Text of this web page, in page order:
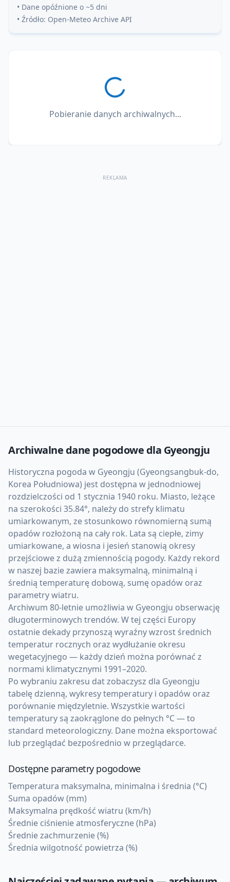
• Dane opóźnione o ~5 dni
• Źródło: Open-Meteo Archive API
Pobieranie danych archiwalnych...
REKLAMA
Archiwalne dane pogodowe dla Gyeongju
Historyczna pogoda w Gyeongju (Gyeongsangbuk-do,
Korea Południowa) jest dostępna w jednodniowej
rozdzielczości od 1 stycznia 1940 roku. Miasto, leżące
na szerokości 35.84°, należy do strefy klimatu
umiarkowanym, ze stosunkowo równomierną sumą
opadów rozłożoną na cały rok. Lata są ciepłe, zimy
umiarkowane, a wiosna i jesień stanowią okresy
przejściowe z dużą zmiennością pogody. Każdy rekord
w naszej bazie zawiera maksymalną, minimalną i
średnią temperaturę dobową, sumę opadów oraz
parametry wiatru.
Archiwum 80-letnie umożliwia w Gyeongju obserwację
długoterminowych trendów. W tej części Europy
ostatnie dekady przynoszą wyraźny wzrost średnich
temperatur rocznych oraz wydłużanie okresu
wegetacyjnego — każdy dzień można porównać z
normami klimatycznymi 1991–2020.
Po wybraniu zakresu dat zobaczysz dla Gyeongju
tabelę dzienną, wykresy temperatury i opadów oraz
porównanie międzyletnie. Wszystkie wartości
temperatury są zaokrąglone do pełnych °C — to
standard meteorologiczny. Dane można eksportować
lub przeglądać bezpośrednio w przeglądarce.
Dostępne parametry pogodowe
Temperatura maksymalna, minimalna i średnia (°C)
Suma opadów (mm)
Maksymalna prędkość wiatru (km/h)
Średnie ciśnienie atmosferyczne (hPa)
Średnie zachmurzenie (%)
Średnia wilgotność powietrza (%)